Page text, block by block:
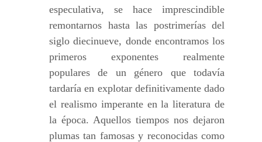
especulativa, se hace imprescindible
remontarnos hasta las postrimerías del
siglo diecinueve, donde encontramos los
primeros exponentes realmente
populares de un género que todavía
tardaría en explotar definitivamente dado
el realismo imperante en la literatura de
la época. Aquellos tiempos nos dejaron
plumas tan famosas y reconocidas como